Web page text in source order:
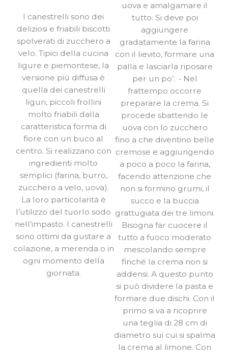
I canestrelli sono dei
deliziosi e friabili biscotti
spolverati di zucchero a
velo. Tipici della cucina
ligure e piemontese, la
versione più diffusa è
quella dei canestrelli
liguri, piccoli frollini
molto friabili dalla
caratteristica forma di
fiore con un buco al
centro. Si realizzano con
ingredienti molto
semplici (farina, burro,
zucchero a velo, uova).
La loro particolarità è
l’utilizzo del tuorlo sodo
nell’impasto. I canestrelli
sono ottimi da gustare a
colazione, a merenda o in
ogni momento della
giornata.
uova e amalgamare il
tutto. Si deve poi
aggiungere
gradatamente la farina
con il lievito, formare una
palla e lasciarla riposare
per un po’. • Nel
frattempo occorre
preparare la crema. Si
procede sbattendo le
uova con lo zucchero
fino a che diventino belle
cremose e aggiungendo
a poco a poco la farina,
facendo attenzione che
non si formino grumi, il
succo e la buccia
grattugiata dei tre limoni.
Bisogna far cuocere il
tutto a fuoco moderato
mescolando sempre
finché la crema non si
addensi. A questo punto
si può dividere la pasta e
formare due dischi. Con il
primo si va a ricoprire
una teglia di 28 cm di
diametro sui cui si spalma
la crema al limone. Con